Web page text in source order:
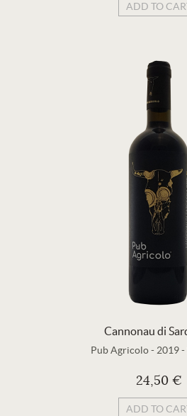
ADD TO
Cannonau di
Pub Agricolo - 2019-
24,50 €
ADD TO